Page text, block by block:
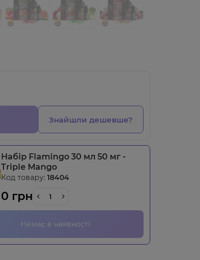
Знайшли дешевше?
Набір Flamingo 30 мл 50 мг -
Triple Mango
Код товару: 18404
0 грн
Немає в наявності